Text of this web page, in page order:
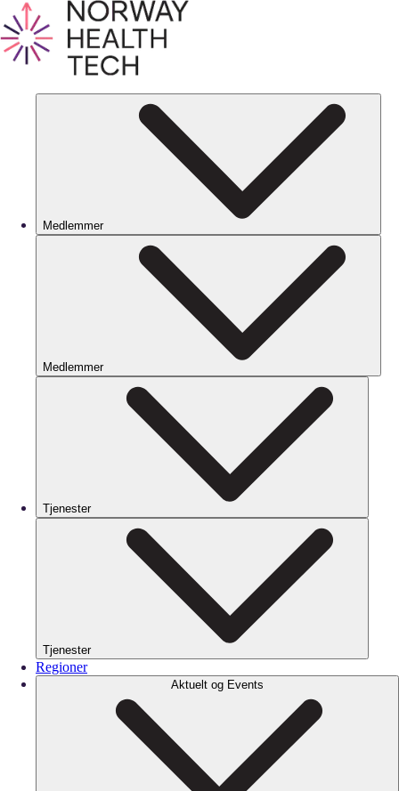
Medlemmer
Medlemmer
Tjenester
Tjenester
Regioner
Aktuelt og Events